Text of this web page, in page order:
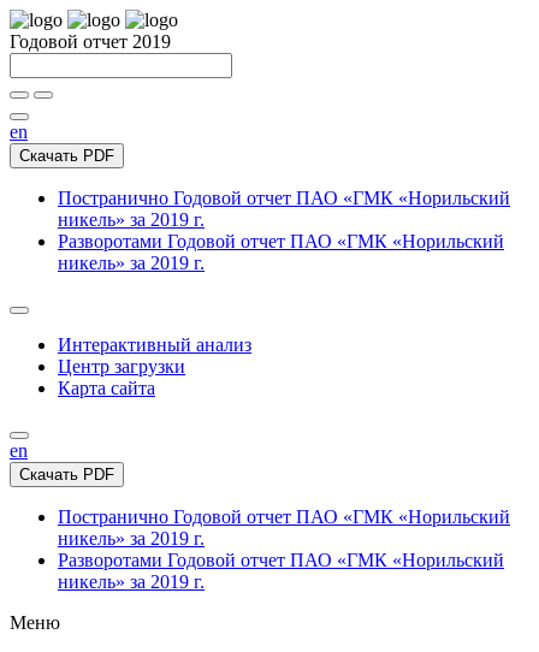
Годовой отчет 2019
en
Скачать PDF
Постранично Годовой отчет ПАО «ГМК «Норильский
никель» за 2019 г.
Разворотами Годовой отчет ПАО «ГМК «Норильский
никель» за 2019 г.
Интерактивный анализ
Центр загрузки
Карта сайта
en
Скачать PDF
Постранично Годовой отчет ПАО «ГМК «Норильский
никель» за 2019 г.
Разворотами Годовой отчет ПАО «ГМК «Норильский
никель» за 2019 г.
Меню